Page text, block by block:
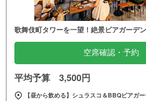
歌舞伎町タワーを一望！絶景ビアガーデ
空席確認・予約
平均予算 3,500円
【昼から飲める】シュラスコ＆BBQビアガ